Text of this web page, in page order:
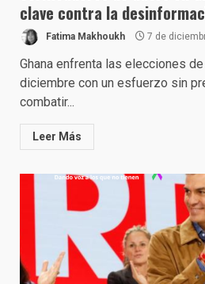
clave contra la
Fatima Makhoukh 7 de
Ghana enfrenta las elecciones
diciembre con un esfuerzo sin
combatir...
Leer Más